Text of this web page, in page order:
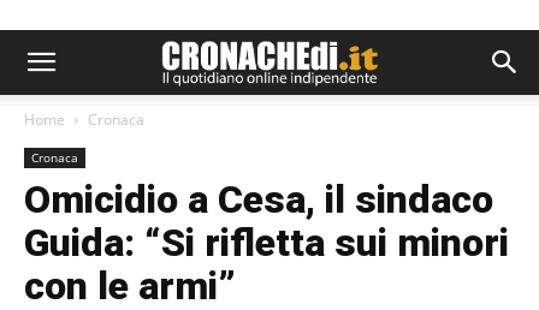
Home Cronaca
Cronaca
Omicidio a Cesa, il sindaco
Guida: “Si rifletta sui minori
con le armi”